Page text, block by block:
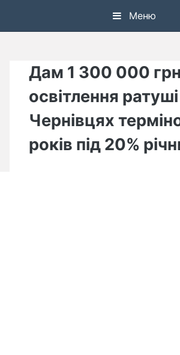
Меню
Дам 1 300 000 грн
освітлення
Чернівцях
років під 20%